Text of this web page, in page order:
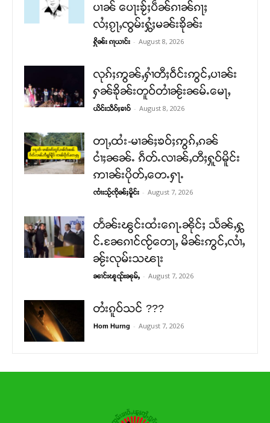
ပၢၼ် ​​ပေႃးၶႂ်ႈပဵၼ်ၵၢၼ်ၵႃႈ
လႆႈၵႂႃႇၸွမ်းႁွႆႈမၼ်းၶိုၼ်း
ႁိုၼ်း ၵႃယၢင်း - August 8, 2026
လုၵ်ႈဢွၼ်ႇႁၢႆတီႈဝဵင်းဢွင်ႇပၢၼ်း
ႁၼ်ၶိုၼ်းတူဝ်တၢႆၼႂ်းၼမ်ႉမေႃႇ
ယိင်းသဵဝ်ႈၶၢဝ် - August 8, 2026
တႃႇထႆး-မၢၼ်ႈၶဝ်ႈဢွၵ်ႇၵၼ်
ငၢႆႈၼၼ်ႉ ၵဵတ်ႉလၢၼ်ႇတီႈႁူဝ်မိူင်း
ဢၢၼ်းပိုတ်ႇတေႉႁႃႉ
ၸၢႆးသႂ်ၸိုၼ်ႈမိူင်း - August 7, 2026
တႅၼ်းၽွင်းထႆးၵေႃႉၼိုင်ႈ သႅၼ်ႇႁွ
င်ႉၼႄၵၢင်ၸႂ်တေႃႇ မိၼ်းဢွင်ႇလၢႆႇ
ၼႂ်းလုမ်းသၽႃး
ၼၢင်းၽူၺ်းၼုမ်ႇ - August 7, 2026
တႆးၵူဝ်သင် ???
Hom Hurng - August 7, 2026